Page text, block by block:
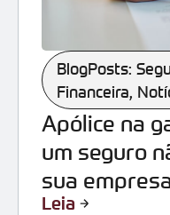
BlogPosts:
Financeira,
Apólice na
um seguro
sua
Leia